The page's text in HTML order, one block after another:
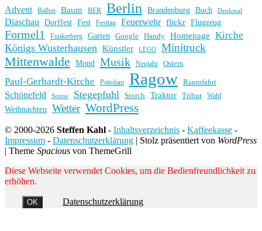
Advent Ballon Baum BER Berlin Brandenburg Buch Denkmal
Diaschau Dorffest Fest Festtag Feuerwehr flickr Flugzeug
Formel1 Funkerberg Garten Google Handy Homepage Kirche
Königs Wusterhausen Künstler LEGO Minitruck
Mittenwalde Mond Musik Neujahr Ostern
Paul-Gerhardt-Kirche Potsdam Ragow Raumfahrt
Schönefeld Sonne Stegepfuhl Storch Traktor Tribut Wahl
Weihnachten Wetter WordPress
© 2000-2026 Steffen Kahl - Inhaltsverzeichnis - Kaffeekasse -
Impressum - Datenschutzerklärung | Stolz präsentiert von WordPress
| Theme Spacious von ThemeGrill
Diese Webseite verwendet Cookies, um die Bedienfreundlichkeit zu
erhöhen.
OK Datenschutzerklärung